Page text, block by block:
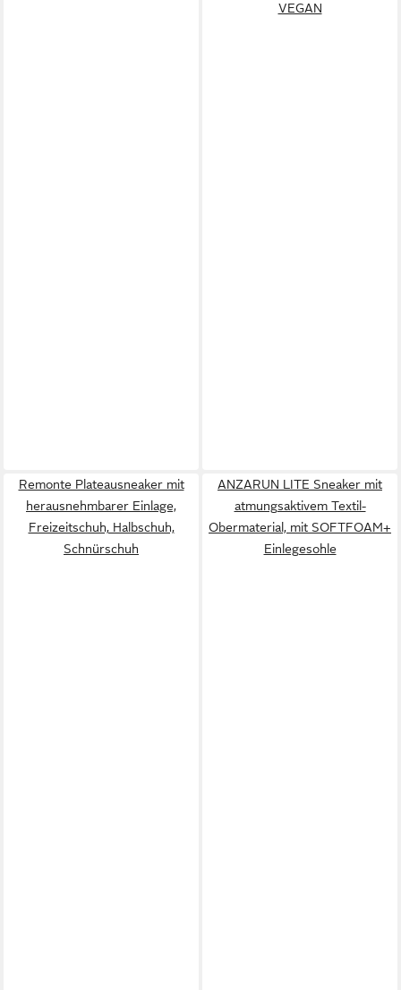
VEGAN
Remonte Plateausneaker mit
herausnehmbarer Einlage,
Freizeitschuh, Halbschuh,
Schnürschuh
ANZARUN LITE Sneaker mit
atmungsaktivem Textil-
Obermaterial, mit SOFTFOAM+
Einlegesohle